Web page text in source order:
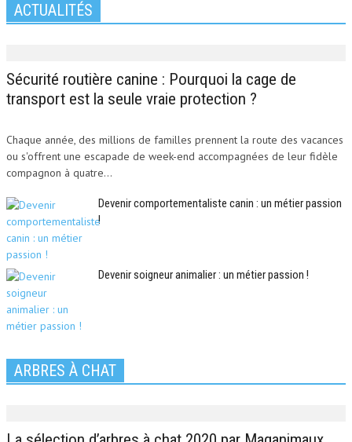
ACTUALITÉS
Sécurité routière canine : Pourquoi la cage de
transport est la seule vraie protection ?
Chaque année, des millions de familles prennent la route des vacances
ou s'offrent une escapade de week-end accompagnées de leur fidèle
compagnon à quatre...
Devenir comportementaliste canin : un métier passion
!
Devenir soigneur animalier : un métier passion !
ARBRES À CHAT